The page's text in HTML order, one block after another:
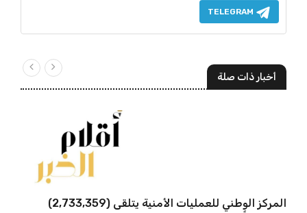
TELEGRAM
أخبار ذات صلة
المركز الوطني للعمليات الأمنية يتلقى (2,733,359)